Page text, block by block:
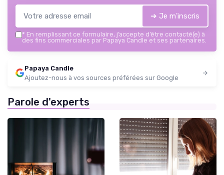
➔ Je m'inscris
* En remplissant ce formulaire, j’accepte d’être contacté(e) à
des fins commerciales par Papaya Candle et ses partenaires.
Papaya Candle
Ajoutez-nous à vos sources préférées sur Google
Parole d'experts